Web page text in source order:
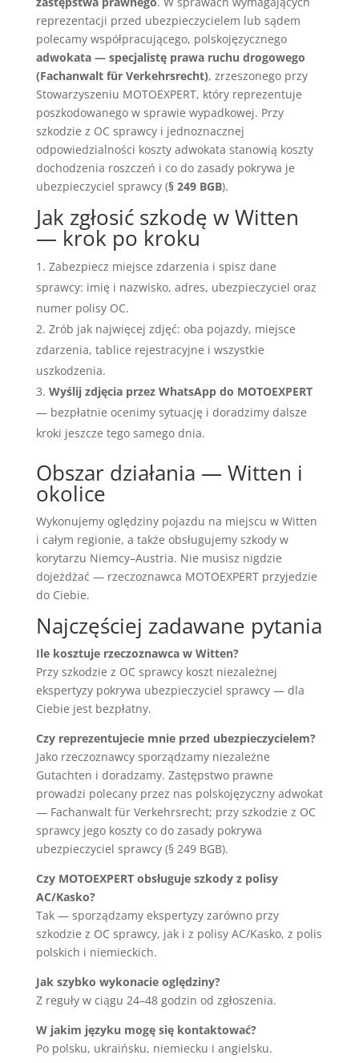
reprezentacji przed ubezpieczycielem lub sądem
polecamy współpracującego, polskojęzycznego
adwokata — specjalistę prawa ruchu drogowego
(Fachanwalt für Verkehrsrecht), zrzeszonego przy
Stowarzyszeniu MOTOEXPERT, który reprezentuje
poszkodowanego w sprawie wypadkowej. Przy
szkodzie z OC sprawcy i jednoznacznej
odpowiedzialności koszty adwokata stanowią koszty
dochodzenia roszczeń i co do zasady pokrywa je
ubezpieczyciel sprawcy (§ 249 BGB).
Jak zgłosić szkodę w Witten
— krok po kroku
Zabezpiecz miejsce zdarzenia i spisz dane
sprawcy: imię i nazwisko, adres, ubezpieczyciel oraz
numer polisy OC.
Zrób jak najwięcej zdjęć: oba pojazdy, miejsce
zdarzenia, tablice rejestracyjne i wszystkie
uszkodzenia.
Wyślij zdjęcia przez WhatsApp do MOTOEXPERT
— bezpłatnie ocenimy sytuację i doradzimy dalsze
kroki jeszcze tego samego dnia.
Obszar działania — Witten i
okolice
Wykonujemy oględziny pojazdu na miejscu w Witten
i całym regionie, a także obsługujemy szkody w
korytarzu Niemcy–Austria. Nie musisz nigdzie
dojeżdżać — rzeczoznawca MOTOEXPERT przyjedzie
do Ciebie.
Najczęściej zadawane pytania
Ile kosztuje rzeczoznawca w Witten?
Przy szkodzie z OC sprawcy koszt niezależnej
ekspertyzy pokrywa ubezpieczyciel sprawcy — dla
Ciebie jest bezpłatny.
Czy reprezentujecie mnie przed ubezpieczycielem?
Jako rzeczoznawcy sporządzamy niezależne
Gutachten i doradzamy. Zastępstwo prawne
prowadzi polecany przez nas polskojęzyczny adwokat
— Fachanwalt für Verkehrsrecht; przy szkodzie z OC
sprawcy jego koszty co do zasady pokrywa
ubezpieczyciel sprawcy (§ 249 BGB).
Czy MOTOEXPERT obsługuje szkody z polisy
AC/Kasko?
Tak — sporządzamy ekspertyzy zarówno przy
szkodzie z OC sprawcy, jak i z polisy AC/Kasko, z polis
polskich i niemieckich.
Jak szybko wykonacie oględziny?
Z reguły w ciągu 24–48 godzin od zgłoszenia.
W jakim języku mogę się kontaktować?
Po polsku, ukraińsku, niemiecku i angielsku.